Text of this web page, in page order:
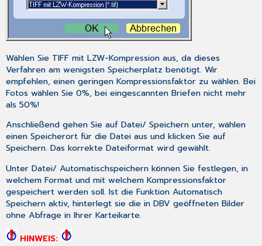
Wählen Sie TIFF mit LZW-Kompression aus, da dieses
Verfahren am wenigsten Speicherplatz benötigt. Wir
empfehlen, einen geringen Kompressionsfaktor zu wählen. Bei
Fotos wählen Sie 0%, bei eingescannten Briefen nicht mehr
als 50%!
Anschließend gehen Sie aufDatei/Speichern unter, wählen
einen Speicherort für die Datei aus und klicken Sie auf
Speichern. Das korrekte Dateiformat wird gewählt.
UnterDatei/Automatischspeichern können Sie festlegen, in
welchem Format und mit welchem Kompressionsfaktor
gespeichert werden soll. Ist die FunktionAutomatisch
Speichern aktiv, hinterlegt sie die in DBV geöffneten Bilder
ohne Abfrage in Ihrer Karteikarte.
HINWEIS: